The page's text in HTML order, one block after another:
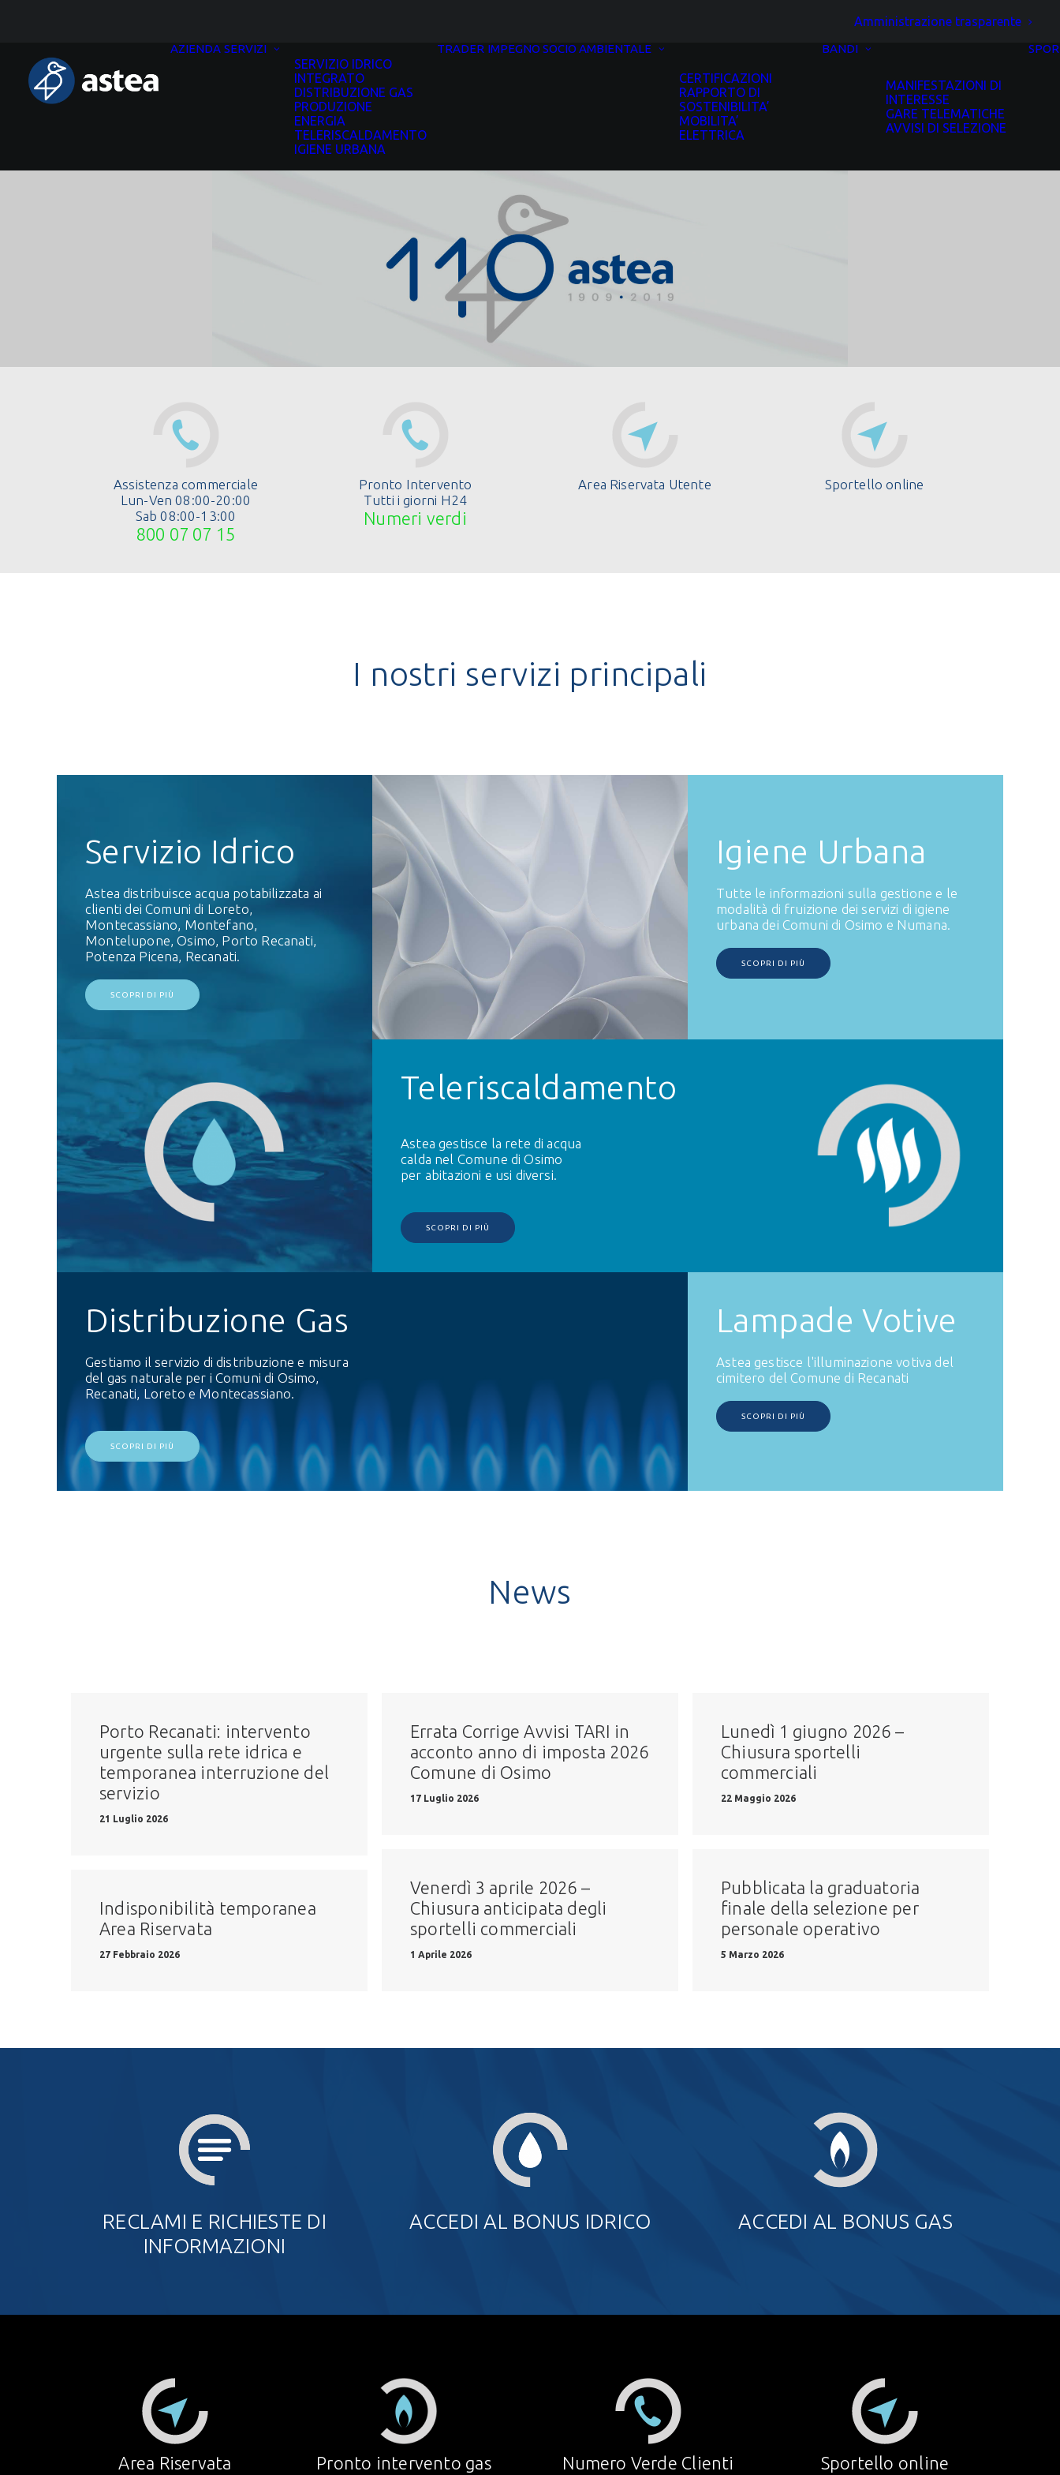
Amministrazione trasparente
AZIENDA SERVIZI
SERVIZIO IDRICO
INTEGRATO
DISTRIBUZIONE GAS
PRODUZIONE
ENERGIA
TELERISCALDAMENTO
IGIENE URBANA
TRADER IMPEGNO SOCIO AMBIENTALE
CERTIFICAZIONI
RAPPORTO DI
SOSTENIBILITA’
MOBILITA’
ELETTRICA
BANDI
MANIFESTAZIONI DI
INTERESSE
GARE TELEMATICHE
AVVISI DI SELEZIONE
Assistenza commerciale
Lun-Ven 08:00-20:00
Sab 08:00-13:00
800 07 07 15
Pronto Intervento
Tutti i giorni H24
Numeri verdi
Area Riservata Utente Sportello online
I nostri servizi principali
Servizio Idrico
Astea distribuisce acqua potabilizzata ai
clienti dei Comuni di Loreto,
Montecassiano, Montefano,
Montelupone, Osimo, Porto Recanati,
Potenza Picena, Recanati.
SCOPRI DI PIÙ
Igiene Urbana
Tutte le informazioni sulla gestione e le
modalità di fruizione dei servizi di igiene
urbana dei Comuni di Osimo e Numana.
SCOPRI DI PIÙ
Teleriscaldamento
Astea gestisce la rete di acqua
calda nel Comune di Osimo
per abitazioni e usi diversi.
SCOPRI DI PIÙ
Distribuzione Gas
Gestiamo il servizio di distribuzione e misura
del gas naturale per i Comuni di Osimo,
Recanati, Loreto e Montecassiano.
SCOPRI DI PIÙ
Lampade Votive
Astea gestisce l'illuminazione votiva del
cimitero del Comune di Recanati
SCOPRI DI PIÙ
News
Porto Recanati: intervento
urgente sulla rete idrica e
temporanea interruzione del
servizio
21 Luglio 2026
Errata Corrige Avvisi TARI in
acconto anno di imposta 2026
Comune di Osimo
17 Luglio 2026
Lunedì 1 giugno 2026 –
Chiusura sportelli
commerciali
22 Maggio 2026
Venerdì 3 aprile 2026 –
Chiusura anticipata degli
sportelli commerciali
1 Aprile 2026
Pubblicata la graduatoria
finale della selezione per
personale operativo
5 Marzo 2026
Indisponibilità temporanea
Area Riservata
27 Febbraio 2026
RECLAMI E RICHIESTE DI
INFORMAZIONI
ACCEDI AL BONUS IDRICO ACCEDI AL BONUS GAS
Area Riservata
Pronto intervento gas
Numero Verde Clienti
Sportello online